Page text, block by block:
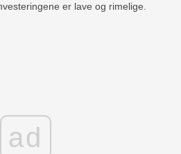
er lave og rimelige.
ad